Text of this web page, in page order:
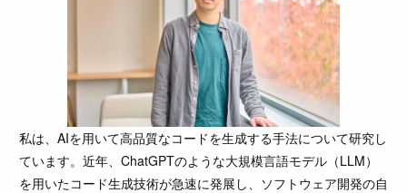
私は、AIを用いて高品質なコードを生成する手法について研究し
ています。近年、ChatGPTのような大規模言語モデル（LLM）
を用いたコード生成技術が急速に発展し、ソフトウェア開発の自